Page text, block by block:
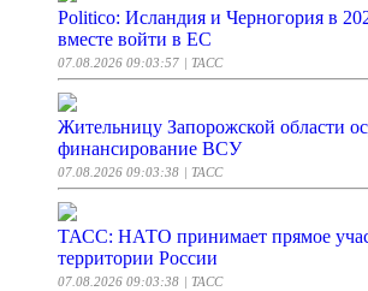
Politico: Исландия и Черногория в
вместе войти в ЕС
07.08.2026 09:03:57 | ТАСС
Жительницу Запорожской области
финансирование ВСУ
07.08.2026 09:03:38 | ТАСС
ТАСС: НАТО принимает прямое
территории России
07.08.2026 09:03:38 | ТАСС